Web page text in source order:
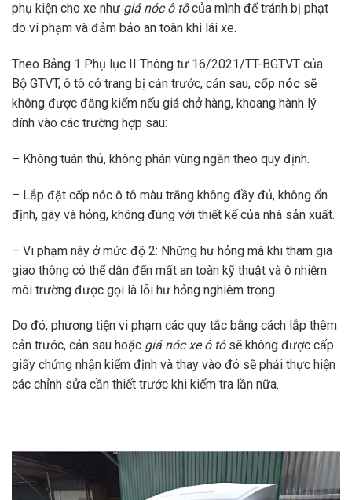
phụ kiện cho xe như giá nóc ô tôcủa mình để tránh bị phạt
do vi phạm và đảm bảo an toàn khi lái xe.
Theo Bảng 1 Phụ lục II Thông tư 16/2021/TT-BGTVT của
Bộ GTVT, ô tô có trang bị cản trước, cản sau, cốp nóc sẽ
không được đăng kiểm nếu giá chở hàng, khoang hành lý
dính vào các trường hợp sau:
– Không tuân thủ, không phân vùng ngăn theo quy định.
– Lắp đặt cốp nóc ô tô màu trắng không đầy đủ, không ổn
định, gãy và hỏng, không đúng với thiết kế của nhà sản xuất.
– Vi phạm này ở mức độ 2: Những hư hỏng mà khi tham gia
giao thông có thể dẫn đến mất an toàn kỹ thuật và ô nhiễm
môi trường được gọi là lỗi hư hỏng nghiêm trọng.
Do đó, phương tiện vi phạm các quy tắc bằng cách lắp thêm
cản trước, cản sau hoặc giá nóc xe ô tôsẽ không được cấp
giấy chứng nhận kiểm định và thay vào đó sẽ phải thực hiện
các chỉnh sửa cần thiết trước khi kiểm tra lần nữa.